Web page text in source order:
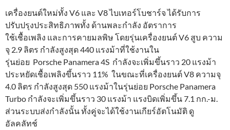
เครื่องยนต์ใหม่ทั้ง V6 และ V8 ไบเทอร์โบชาร์จ ได้รับการ
ปรับปรุงประสิทธิภาพทั้ง ด้านพละกำลัง อัตราการ
ใช้เชื้อเพลิง และการคายมลพิษ โดยรุ่นเครื่องยนต์ V6 สูบ ความ
จุ 2.9 ลิตร กำลังสูงสุด 440 แรงม้าที่ใช้งานใน
รุ่นย่อย Porsche Panamera 4S กำลังจะเพิ่มขึ้นราว 20 แรงม้า
ประหยัดเชื้อเพลิงขึ้นราว 11% ในขณะที่เครื่องยนต์ V8 ความจุ
4.0 ลิตร กำลังสูงสุด 550 แรงม้าในรุ่นย่อย Porsche Panamera
Turbo กำลังจะเพิ่มขึ้นราว 30 แรงม้า แรงบิดเพิ่มขึ้น 7.1 กก.-ม.
ส่วนระบบส่งกำลังนั้น ทั้งคู่จะได้ใช้งานเกียร์อัตโนมัติ ดู
อัลคลัทช์